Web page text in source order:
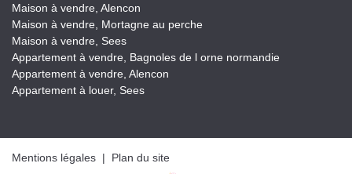
Maison à vendre, Alencon
Maison à vendre, Mortagne au perche
Maison à vendre, Sees
Appartement à vendre, Bagnoles de l orne normandie
Appartement à vendre, Alencon
Appartement à louer, Sees
Mentions légales | Plan du site